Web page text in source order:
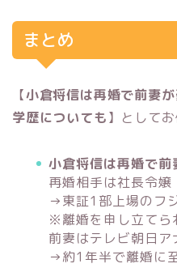
まとめ
【小倉将信は再婚で前妻
学歴についても】として
小倉将信は再婚で前
再婚相手は社長令嬢
→東証1部上場のフ
※離婚を申し立てら
前妻はテレビ朝日
→約1年半で離婚に